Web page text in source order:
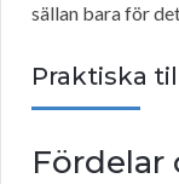
sällan bara för
Praktiska